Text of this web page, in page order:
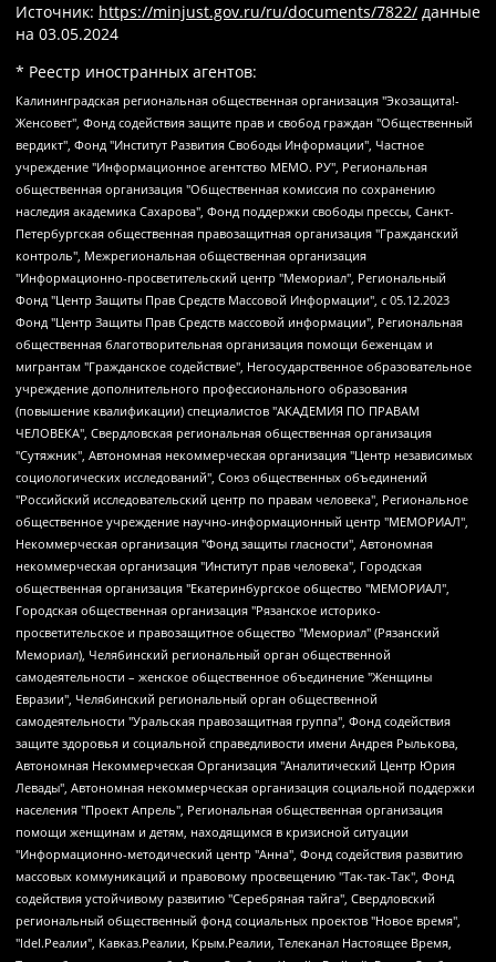
Источник: https://minjust.gov.ru/ru/documents/7822/ данные
на 03.05.2024
* Реестр иностранных агентов:
Калининградская региональная общественная организация "Экозащита!-Женсовет", Фонд содействия защите прав и свобод граждан "Общественный вердикт", Фонд "Институт Развития Свободы Информации", Частное учреждение "Информационное агентство МЕМО. РУ", Региональная общественная организация "Общественная комиссия по сохранению наследия академика Сахарова", Фонд поддержки свободы прессы, Санкт-Петербургская общественная правозащитная организация "Гражданский контроль", Межрегиональная общественная организация "Информационно-просветительский центр "Мемориал", Региональный Фонд "Центр Защиты Прав Средств Массовой Информации", с 05.12.2023 Фонд "Центр Защиты Прав Средств массовой информации", Региональная общественная благотворительная организация помощи беженцам и мигрантам "Гражданское содействие", Негосударственное образовательное учреждение дополнительного профессионального образования (повышение квалификации) специалистов "АКАДЕМИЯ ПО ПРАВАМ ЧЕЛОВЕКА", Свердловская региональная общественная организация "Сутяжник", Автономная некоммерческая организация "Центр независимых социологических исследований", Союз общественных объединений "Российский исследовательский центр по правам человека", Региональное общественное учреждение научно-информационный центр "МЕМОРИАЛ", Некоммерческая организация "Фонд защиты гласности", Автономная некоммерческая организация "Институт прав человека", Городская общественная организация "Екатеринбургское общество "МЕМОРИАЛ", Городская общественная организация "Рязанское историко-просветительское и правозащитное общество "Мемориал" (Рязанский Мемориал), Челябинский региональный орган общественной самодеятельности – женское общественное объединение "Женщины Евразии", Челябинский региональный орган общественной самодеятельности "Уральская правозащитная группа", Фонд содействия защите здоровья и социальной справедливости имени Андрея Рылькова, Автономная Некоммерческая Организация "Аналитический Центр Юрия Левады", Автономная некоммерческая организация социальной поддержки населения "Проект Апрель", Региональная общественная организация помощи женщинам и детям, находящимся в кризисной ситуации "Информационно-методический центр "Анна", Фонд содействия развитию массовых коммуникаций и правовому просвещению "Так-так-Так", Фонд содействия устойчивому развитию "Серебряная тайга", Свердловский региональный общественный фонд социальных проектов "Новое время", "Idel.Реалии", Кавказ.Реалии, Крым.Реалии, Телеканал Настоящее Время, Татаро-башкирская служба Радио Свобода (Azatliq Radiosi), Радио Свободная Европа/Радио Свобода (PCE/PC), "Сибирь.Реалии", "Фактограф", Благотворительный фонд помощи осужденным и их семьям, Автономная некоммерческая организация "Институт глобализации и социальных движений", Фонд "В защиту прав заключенных", Частное учреждение "Центр поддержки и содействия развитию средств массовой информации", Пензенский региональный общественный благотворительный фонд "Гражданский союз", "Север.Реалии", Некоммерческая организация Фонд "Правовая инициатива", Общество с ограниченной ответственностью "Радио Свободная Европа/Радио Свобода", Чешское информационное агентство "MEDIUM-ORIENT", Красноярская региональная общественная организация "Мы против СПИДа", Камалягин Денис Николаевич, Маркелов Сергей Евгеньевич, Пономарев Лев Александрович, Савицкая Людмила Алексеевна, Автономная некоммерческая организация "Центр по работе с проблемой насилия "НАСИЛИЮ.НЕТ", Межрегиональный профессиональный союз работников здравоохранения "Альянс врачей", Юридическое лицо, зарегистрированное в Латвийской Республике, SIA "Medusa Project" (регистрационный номер 40103797863, дата регистрации 10.06.2014), Некоммерческая организация "Фонд по борьбе с коррупцией", Автономная некоммерческая организация "Институт права и публичной политики", Баданин Роман Сергеевич, Гликин Максим Александрович, Железнова Мария Михайловна, Лукьянова Юлия Сергеевна, Маетная Елизавета Витальевна, Маняхин Петр Борисович, Чуракова Ольга Владимировна, Ярош Юлия Петровна, Юридическое лицо "The Insider SIA", зарегистрированное в Риге, Латвийская Республика (дата регистрации 26.06.2015), являющееся администратором доменного имени интернет-издания "The Insider SIA", https://theins.ru, Постернак Алексей Евгеньевич, Рубин Михаил Аркадьевич, Анин Роман Александрович, Юридическое лицо Istories fonds, зарегистрированное в Латвийской Республике (регистрационный номер 50008295751, дата регистрации 24.02.2020), Великовский Дмитрий Александрович, Долинина Ирина Николаевна, Мароховская Алеся Алексеевна, Шлейнов Роман Юрьевич, Шмагун Олеся Валентиновна, Общество с ограниченной ответственностью "Альтаир 2021", Общество с ограниченной ответственностью "Вега 2021", Общество с ограниченной ответственностью "Главный редактор 2021", Общество с ограниченной ответственностью "Ромашки монолит", Важенков Артем Валерьевич, Ивановская областная общественная организация "Центр гендерных исследований", Гурман Юрий Альбертович, Медиапроект "ОВД-Инфо", Егоров Владимир Владимирович, Жилинский Владимир Александрович, Общество с ограниченной ответственностью "ЗП", Иванова София Юрьевна, Карезина Инна Павловна, Кильтау Екатерина Викторовна, Петров Алексей Викторович, Пискунов Сергей Евгеньевич, Смирнов Сергей Сергеевич, Тихонов Михаил Сергеевич, Общество с ограниченной ответственностью "ЖУРНАЛИСТ-ИНОСТРАННЫЙ АГЕНТ", Арапова Галина Юрьевна, Вольтская Татьяна Анатольевна, Американская компания "Mason G.E.S. Anonymous Foundation" (США), являющаяся владельцем интернет-издания https://mnews.world/, Компания "Stichting Bellingcat", зарегистрированная в Нидерландах (дата регистрации 11.07.2018), Захаров Андрей Вячеславович, Клепиковская Екатерина Дмитриевна, Общество с ограниченной ответственностью "МЕМО", Перл Роман Александрович, Симонов Евгений Алексеевич, Соловьева Елена Анатольевна, Сотников Даниил Владимирович, Сурначева Елизавета Дмитриевна, Автономная некоммерческая организация по защите прав человека и информированию населения "Якутия – Наше Мнение", Общество с ограниченной ответственностью "Москоу диджитал медиа", с 26.01.2023 Общество с ограниченной ответственностью "Чайка Белые сады", Ветошкина Валерия Валерьевна, Заговора Максим Александрович, Межрегиональное общественное движение "Российская ЛГБТ - сеть", Оленичев Максим Владимирович, Павлов Иван Юрьевич, Скворцова Елена Сергеевна, Общество с ограниченной ответственностью "Как бы инагент", Кочетков Игорь Викторович, Общество с ограниченной ответственностью "Честные выборы", Еланчик Олег Александрович, Общество с ограниченной ответственностью "Нобелевский призыв", Гималова Регина Эмилевна, Григорьев Андрей Валерьевич, Григорьева Алина Александровна, Ассоциация по содействию защите прав призывников, альтернативнослужащих и военнослужащих "Правозащитная группа "Гражданин.Армия.Право", Хисамова Регина Фаритовна, Автономная некоммерческая организация по реализации социально-правовых программ "Лилит", Дальневосточное общественное движение "Маяк", Санкт-Петербургская ЛГБТ-инициативная группа "Выход", Инициативная группа ЛГБТ+ "Реверс", Алексеев Андрей Викторович, Бекбулатова Таисия Львовна, Беляев Иван Михайлович, Владыкина Елена Сергеевна, Гельман Марат Александрович, Никульшина Вероника Юрьевна, Толоконникова Надежда Андреевна, Шендерович Виктор Анатольевич, Общество с ограниченной ответственностью "Данное сообщение", Общество с ограниченной ответственностью Издательский дом "Новая глава", Айнбиндер Александра Александровна, Московский комьюнити-центр для ЛГБТ+инициатив, Благотворительный фонд развития филантропии, Deutsche Welle (Германия, Kurt-Schumacher-Strasse 3, 53113 Bonn), Борзунова Мария Михайловна, Воробьев Виктор Викторович, Голубева Анна Львовна, Константинова Алла Михайловна, Малкова Ирина Владимировна, Мурадов Мурад Абдулгалимович, Осетинская Елизавета Николаевна, Понасенков Евгений Николаевич, Ганапольский Матвей Юрьевич, Киселев Евгений Алексеевич, Борухович Ирина Григорьевна, Дремин Иван Тимофеевич, Дубровский Дмитрий Викторович, Красноярская региональная общественная организация поддержки и развития альтернативных образовательных технологий и межкультурных коммуникаций "ИНТЕРРА", Маяковская Екатерина Алексеевна, Фейгин Марк Захарович, Филимонов Андрей Викторович, Дзугкоева Регина Николаевна, Доброхотов Роман Александрович, Дудь Юрий Александрович, Елкин Сергей Владимирович, Кругликов Кирилл Игоревич, Сабунаева Мария Леонидовна, Семенов Алексей Владимирович, Шаинян Карен Багратович, Шульман Екатерина Михайловна, Асафьев Артур Валерьевич, Вахштайн Виктор Семенович, Венедиктов Алексей Алексеевич, Лушникова Екатерина Евгеньевна, Волков Леонид Михайлович, Невзоров Александр Глебович, Пархоменко Сергей Борисович, Сироткин Ярослав Николаевич, Кара-Мурза Владимир Владимирович, Баранова Наталья Владимировна, Гозман Леонид Яковлевич, Кагарлицкий Борис Юльевич, Климарев Михаил Валерьевич, Милов Владимир Станиславович, Автономная некоммерческая организация Краснодарский центр современного искусства "Типография", Моргенштерн Алишер Тагирович, Соболь Любовь Эдуардовна, Общество с ограниченной ответственностью "ЛИЗА НОРМ", Каспаров Гарри Кимович, Ходорковский Михаил Борисович, Общество с ограниченной ответственностью "Апрельские тезисы", Данилович Ирина Брониславовна, Кашин Олег Владимирович, Петров Николай Владимирович, Пивоваров Алексей Владимирович, Соколов Михаил Владимирович, Цветкова Юлия Владимировна, Чичваркин Евгений Александрович, Комитет против пыток/Команда против пыток, Общество с ограниченной ответственностью "Первый научный", Общество с ограниченной ответственностью "Вертолет и ко", Белоцерковская Вероника Борисовна, Кац Максим Евгеньевич, Лазарева Татьяна Юрьевна, Шаведдинов Руслан Табризович, Яшин Илья Валерьевич, Общество с ограниченной ответственностью "Иноагент ААВ", Алешковский Дмитрий Петрович, Альбац Евгения Марковна, Быков Дмитрий Львович, Галямина Юлия Евгеньевна, Лойко Сергей Леонидович, Мартынов Кирилл Константинович, Медведев Сергей Александрович, Крашенинников Федор Геннадиевич, Гордеева Катерина Вл